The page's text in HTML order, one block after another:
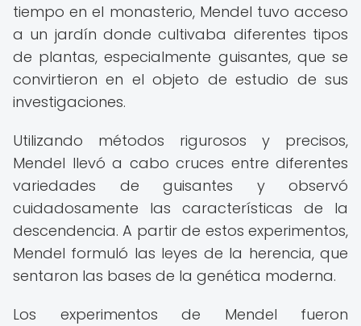
tiempo en el monasterio, Mendel tuvo acceso
a un jardín donde cultivaba diferentes tipos
de plantas, especialmente guisantes, que se
convirtieron en el objeto de estudio de sus
investigaciones.
Utilizando métodos rigurosos y precisos,
Mendel llevó a cabo cruces entre diferentes
variedades de guisantes y observó
cuidadosamente las características de la
descendencia. A partir de estos experimentos,
Mendel formuló las leyes de la herencia, que
sentaron las bases de la genética moderna.
Los experimentos de Mendel fueron